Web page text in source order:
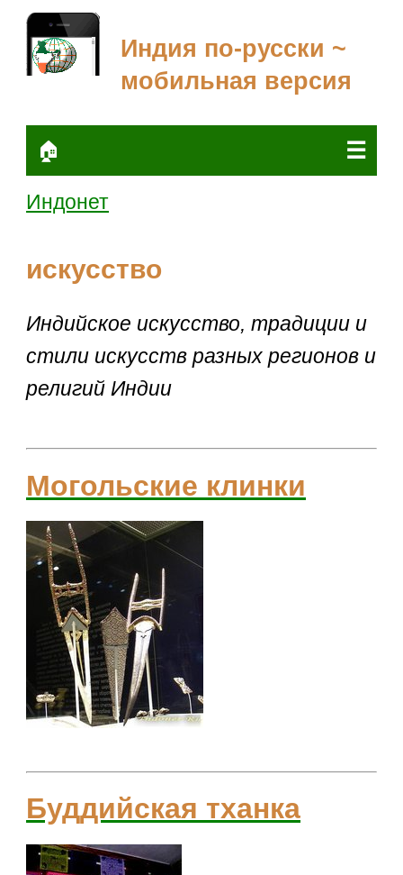
Индия по-русски ~
мобильная версия
🏠 ☰
Индонет
искусство
Индийское искусство, традиции и
стили искусств разных регионов и
религий Индии
Могольские клинки
Буддийская тханка